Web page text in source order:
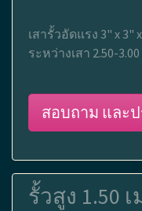
เสารั้วอัดแรง 3" x 3"
ระหว่างเสา 2.50-
สอบถาม และ
รั้วสูง 1.50